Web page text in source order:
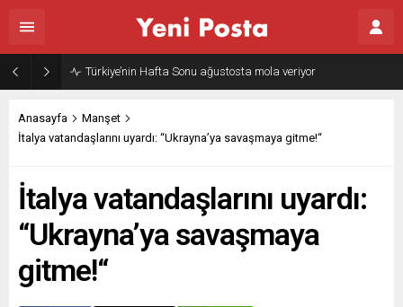
Türkiye’nin Hafta Sonu ağustosta mola veriyor
Anasayfa
Manşet
İtalya vatandaşlarını uyardı: “Ukrayna’ya savaşmaya gitme!“
İtalya vatandaşlarını uyardı:
“Ukrayna’ya savaşmaya
gitme!“